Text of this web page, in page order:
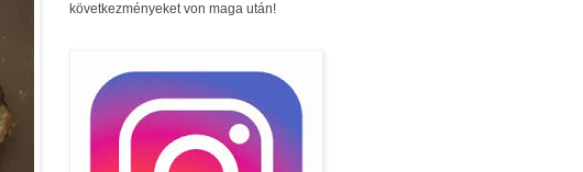
következményeket von maga után!